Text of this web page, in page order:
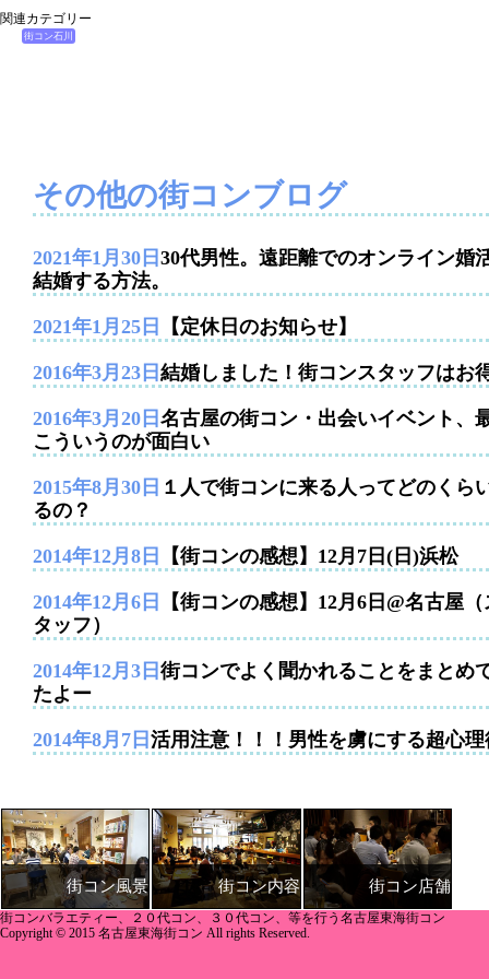
関連カテゴリー
街コン石川
その他の街コンブログ
2021年1月30日 30代男性。遠距離でのオンライン婚
結婚する方法。
2021年1月25日 【定休日のお知らせ】
2016年3月23日 結婚しました！街コンスタッフはお
2016年3月20日 名古屋の街コン・出会いイベント、
こういうのが面白い
2015年8月30日 １人で街コンに来る人ってどのくら
るの？
2014年12月8日 【街コンの感想】12月7日(日)浜松
2014年12月6日
【街コンの感想】12月6日@名古屋（
タッフ）
2014年12月3日 街コンでよく聞かれることをまとめ
たよー
2014年8月7日 活用注意！！！男性を虜にする超心理
街コン風景 街コン内容 街コン店舗
街コンバラエティー、２０代コン、３０代コン、等を行う名古屋東海街コン
Copyright © 2015 名古屋東海街コン All rights Reserved.